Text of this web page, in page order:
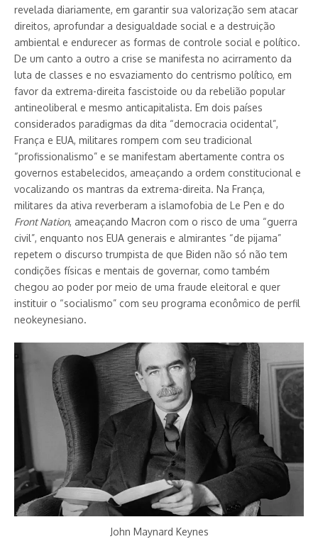
revelada diariamente, em garantir sua valorização sem atacar
direitos, aprofundar a desigualdade social e a destruição
ambiental e endurecer as formas de controle social e político.
De um canto a outro a crise se manifesta no acirramento da
luta de classes e no esvaziamento do centrismo político, em
favor da extrema-direita fascistoide ou da rebelião popular
antineoliberal e mesmo anticapitalista. Em dois países
considerados paradigmas da dita “democracia ocidental”,
França e EUA, militares rompem com seu tradicional
“profissionalismo” e se manifestam abertamente contra os
governos estabelecidos, ameaçando a ordem constitucional e
vocalizando os mantras da extrema-direita. Na França,
militares da ativa reverberam a islamofobia de Le Pen e do
Front Nation, ameaçando Macron com o risco de uma “guerra
civil”, enquanto nos EUA generais e almirantes “de pijama”
repetem o discurso trumpista de que Biden não só não tem
condições físicas e mentais de governar, como também
chegou ao poder por meio de uma fraude eleitoral e quer
instituir o “socialismo” com seu programa econômico de perfil
neokeynesiano.
John Maynard Keynes